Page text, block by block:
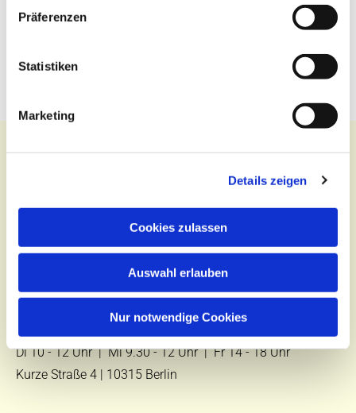
Präferenzen
Statistiken
Marketing
Details zeigen
Cookies zulassen
Auswahl erlauben
Nur notwendige Cookies
Kontakt
Tel.:
E-Mail:kontakt@st-hildegard-von-bingen.de
Di 10 - 12 Uhr |Mi 9.30 - 12 Uhr |Fr 14 - 18 Uhr
Kurze Straße 4 | 10315 Berlin